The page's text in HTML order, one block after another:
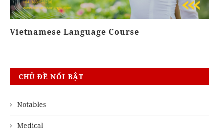
Vietnamese Language Course
CHỦ ĐỀ NỔI BẬT
Notables
Medical